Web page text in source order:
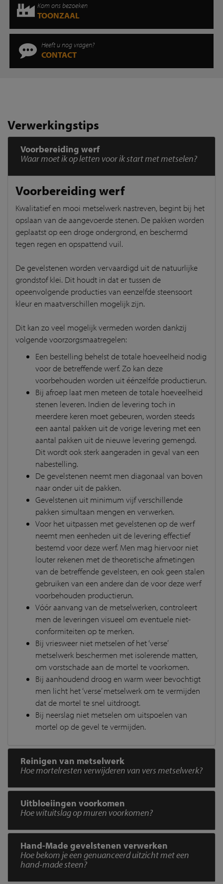
Kom ons bezoeken
TOONZAAL
Heeft u nog vragen?
CONTACT
Verwerkingstips
Voorbereiding werf
Waar moet ik op letten voor ik start met metselen?
Voorbereiding werf
Kwalitatief en mooi metselwerk nastreven, begint bij het
opslaan van de aangevoerde stenen. De pakken worden
geplaatst op een droge ondergrond, en beschermd
tegen regen en opspattend vuil.
De gevelstenen worden vervaardigd uit de natuurlijke
grondstof klei. Dit houdt in dat er tussen de
opeenvolgende producties van eenzelfde steensoort
kleur en maatverschillen mogelijk zijn.
Dit kan zo veel mogelijk vermeden worden dankzij
volgende voorzorgsmaatregelen:
Een bestelling behelst de totale hoeveelheid nodig
voor de betreffende werf. Zo kan deze
voorbehouden worden uit éénzelfde productierun.
Bij afroep laat men meteen de totale hoeveelheid
stenen leveren. Indien de levering toch in
meerdere keren moet gebeuren, worden steeds
een aantal pakken uit de vorige levering met een
aantal pakken uit de nieuwe levering gemengd.
Dit wordt ook sterk aangeraden in geval van een
nabestelling.
De gevelstenen neemt men diagonaal van boven
naar onder uit de pakken.
Gevelstenen uit minimum vijf verschillende
pakken simultaan mengen en verwerken.
Voor het uitpassen met gevelstenen op de werf
neemt men eenheden uit de levering effectief
bestemd voor deze werf. Men mag hiervoor niet
louter rekenen met de theoretische afmetingen
van de betreffende gevelsteen, en ook geen stalen
gebruiken van een andere dan de voor deze werf
voorbehouden productierun.
Vóór aanvang van de metselwerken, controleert
men de leveringen visueel om eventuele niet-
conformiteiten op te merken.
Bij vriesweer niet metselen of het ‘verse’
metselwerk beschermen met isolerende matten,
om vorstschade aan de mortel te voorkomen.
Bij aanhoudend droog en warm weer bevochtigt
men licht het ‘verse’ metselwerk om te vermijden
dat de mortel te snel uitdroogt.
Bij neerslag niet metselen om uitspoelen van
mortel op de gevel te vermijden.
Reinigen van metselwerk
Hoe mortelresten verwijderen van vers metselwerk?
Uitbloeiingen voorkomen
Hoe wituitslag op muren voorkomen?
Hand-Made gevelstenen verwerken
Hoe bekom je een genuanceerd uitzicht met een
hand-made steen?